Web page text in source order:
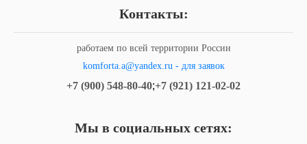
Контакты:
работаем по всей территории России
komforta.a@yandex.ru - для заявок
+7 (900) 548-80-40;+7 (921) 121-02-02
Мы в социальных сетях: